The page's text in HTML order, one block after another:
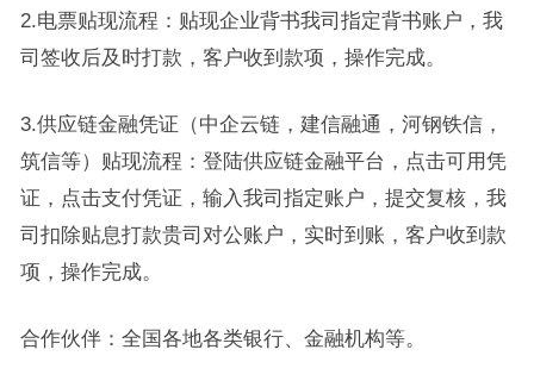
2.电票贴现流程：贴现企业背书我司指定背书账户，我
司签收后及时打款，客户收到款项，操作完成。
3.供应链金融凭证（中企云链，建信融通，河钢铁信，
筑信等）贴现流程：登陆供应链金融平台，点击可用凭
证，点击支付凭证，输入我司指定账户，提交复核，我
司扣除贴息打款贵司对公账户，实时到账，客户收到款
项，操作完成。
合作伙伴：全国各地各类银行、金融机构等。